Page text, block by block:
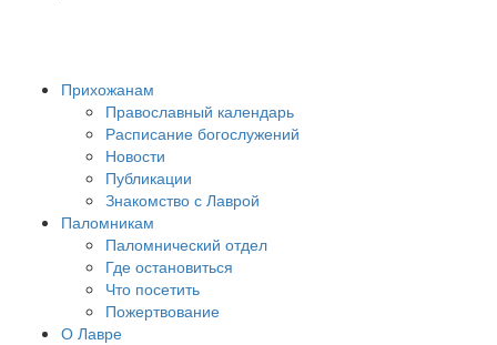
Прихожанам
Православный календарь
Расписание богослужений
Новости
Публикации
Знакомство с Лаврой
Паломникам
Паломнический отдел
Где остановиться
Что посетить
Пожертвование
О Лавре